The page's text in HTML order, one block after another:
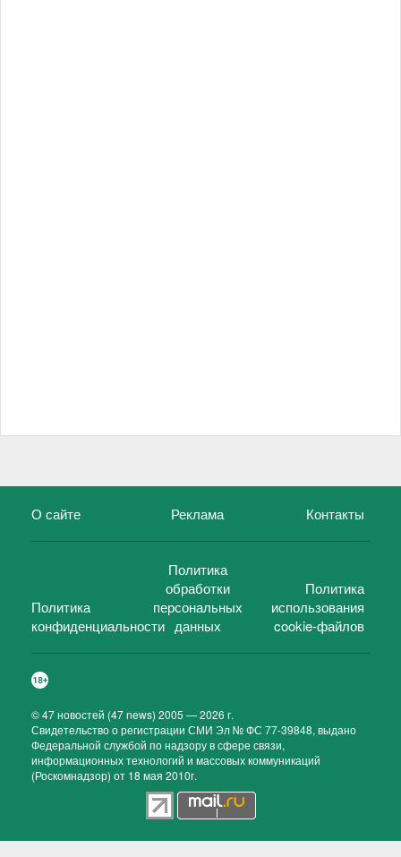
О сайте Реклама Контакты
Политика
конфиденциальности
Политика
обработки
персональных
данных
Политика
использования
cookie-файлов
©47 новостей (47 news) 2005 — 2026 г.
Свидетельство о регистрации СМИ Эл № ФС 77-39848, выдано
Федеральной службой по надзору в сфере связи,
информационных технологий и массовых коммуникаций
(Роскомнадзор) от 18 мая 2010г.